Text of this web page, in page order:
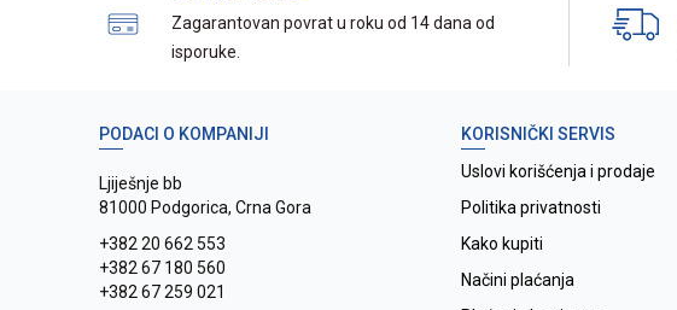
Zagarantovan povrat u roku od 14 dana od
isporuke.
PODACI O KOMPANIJI
Ljiješnje bb
81000 Podgorica, Crna Gora
+382 20 662 553
+382 67 180 560
+382 67 259 021
KORISNIČKI SERVIS
Uslovi korišćenja i prodaje
Politika privatnosti
Kako kupiti
Načini plaćanja